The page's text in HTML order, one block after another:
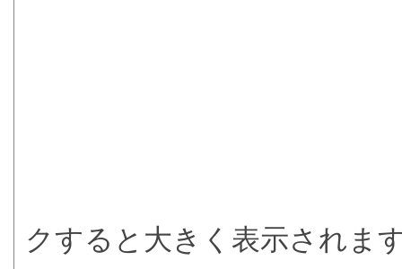
クすると大きく表示されま